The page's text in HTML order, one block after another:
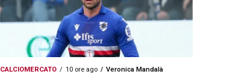
CALCIOMERCATO 10 ore ago Veronica Mandalà